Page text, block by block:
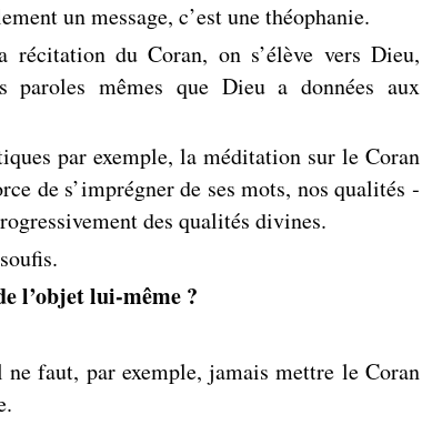
un message, c’est une théophanie.
du Coran, on s’élève vers Dieu,
paroles mêmes que Dieu a données aux
par exemple, la méditation sur le Coran
de s’imprégner de ses mots, nos qualités
des qualités divines.
l’objet lui-même ?
faut, par exemple, jamais mettre le Coran